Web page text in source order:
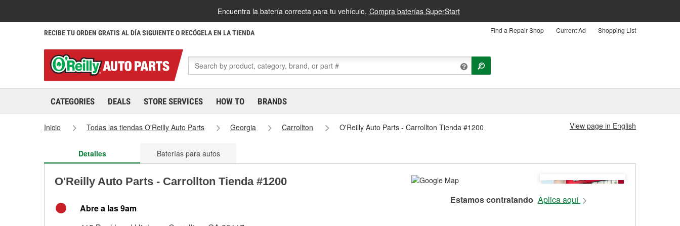
Encuentra la batería correcta para tu vehículo. Compra baterías SuperStart
RECIBE TU ORDEN GRATIS AL DÍA SIGUIENTE O RECÓGELA EN LA TIENDA Find a Repair Shop Current Ad Shopping List
CATEGORIES DEALS STORE SERVICES HOW TO BRANDS
Inicio Todas las tiendas O'Reilly Auto Parts Georgia Carrollton O'Reilly Auto Parts - Carrollton Tienda #1200 View page in English
Detalles Baterías para autos
O'Reilly Auto Parts - Carrollton Tienda #1200
Abre a las 9am
Estamos contratando Aplica aquí